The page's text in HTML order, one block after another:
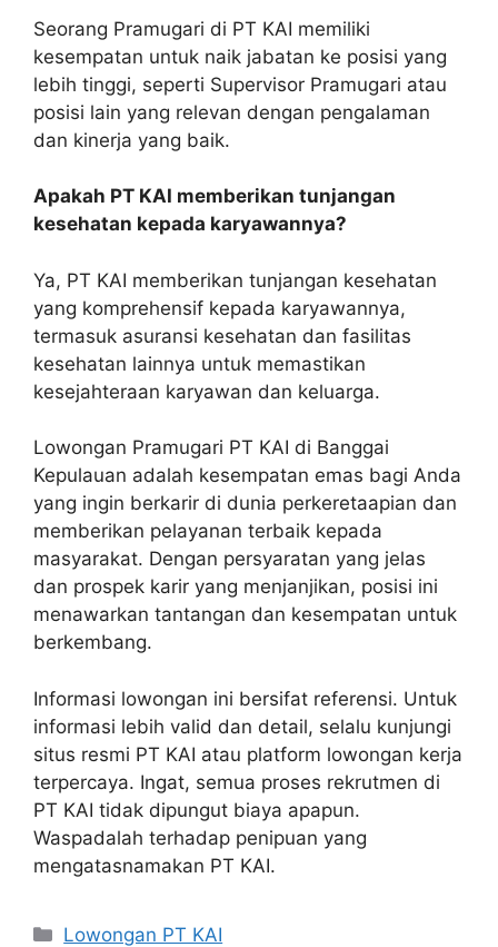
Seorang Pramugari di PT KAI memiliki
kesempatan untuk naik jabatan ke posisi yang
lebih tinggi, seperti Supervisor Pramugari atau
posisi lain yang relevan dengan pengalaman
dan kinerja yang baik.
Apakah PT KAI memberikan tunjangan
kesehatan kepada karyawannya?
Ya, PT KAI memberikan tunjangan kesehatan
yang komprehensif kepada karyawannya,
termasuk asuransi kesehatan dan fasilitas
kesehatan lainnya untuk memastikan
kesejahteraan karyawan dan keluarga.
Lowongan Pramugari PT KAI di Banggai
Kepulauan adalah kesempatan emas bagi Anda
yang ingin berkarir di dunia perkeretaapian dan
memberikan pelayanan terbaik kepada
masyarakat. Dengan persyaratan yang jelas
dan prospek karir yang menjanjikan, posisi ini
menawarkan tantangan dan kesempatan untuk
berkembang.
Informasi lowongan ini bersifat referensi. Untuk
informasi lebih valid dan detail, selalu kunjungi
situs resmi PT KAI atau platform lowongan kerja
terpercaya. Ingat, semua proses rekrutmen di
PT KAI tidak dipungut biaya apapun.
Waspadalah terhadap penipuan yang
mengatasnamakan PT KAI.
Categories
Lowongan PT KAI